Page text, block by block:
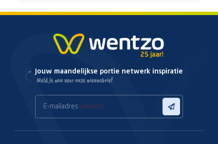
Jouw maandelijkse portie netwerk inspiratie
Meld je aan voor onze nieuwsbrief
E-mailadres (Vereist)